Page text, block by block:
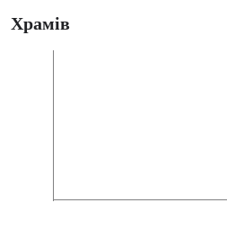
Храмів